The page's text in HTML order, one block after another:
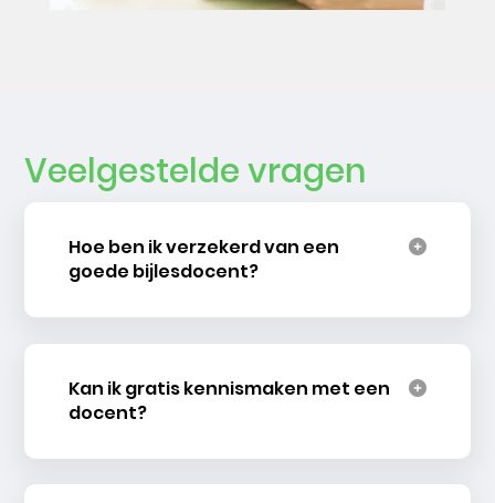
Veelgestelde vragen
Hoe ben ik verzekerd van een
goede bijlesdocent?
Kan ik gratis kennismaken met een
docent?